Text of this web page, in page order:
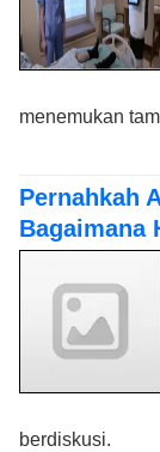
menemukan
Pernahkah
Bagaimana
berdiskusi.